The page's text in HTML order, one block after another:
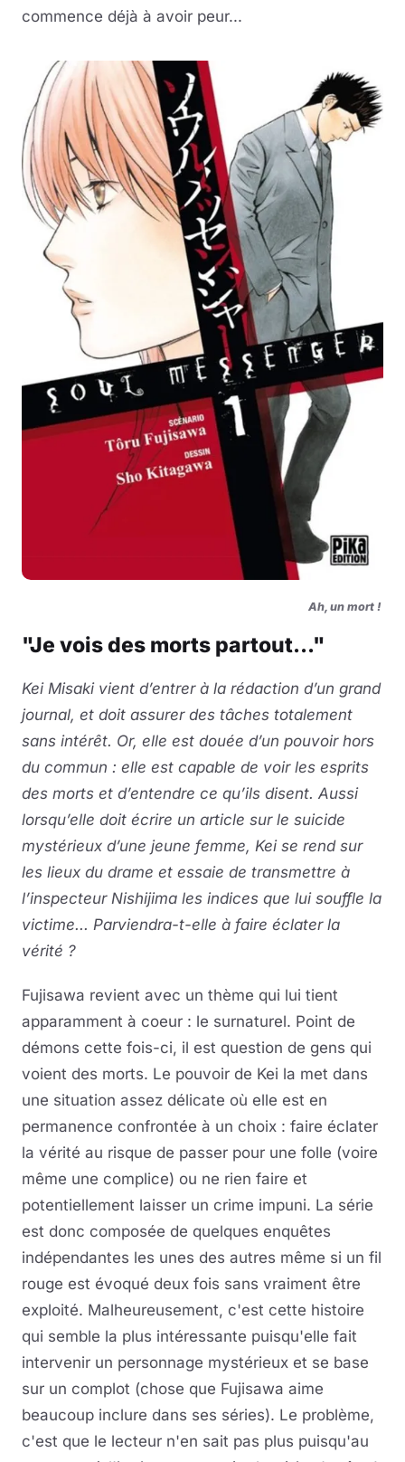
commence déjà à avoir peur...
Ah, un mort !
"Je vois des morts partout..."
Kei Misaki vient d’entrer à la rédaction d’un grand
journal, et doit assurer des tâches totalement
sans intérêt. Or, elle est douée d’un pouvoir hors
du commun : elle est capable de voir les esprits
des morts et d’entendre ce qu’ils disent. Aussi
lorsqu’elle doit écrire un article sur le suicide
mystérieux d’une jeune femme, Kei se rend sur
les lieux du drame et essaie de transmettre à
l’inspecteur Nishijima les indices que lui souffle la
victime... Parviendra-t-elle à faire éclater la
vérité ?
Fujisawa revient avec un thème qui lui tient
apparamment à coeur : le surnaturel. Point de
démons cette fois-ci, il est question de gens qui
voient des morts. Le pouvoir de Kei la met dans
une situation assez délicate où elle est en
permanence confrontée à un choix : faire éclater
la vérité au risque de passer pour une folle (voire
même une complice) ou ne rien faire et
potentiellement laisser un crime impuni. La série
est donc composée de quelques enquêtes
indépendantes les unes des autres même si un fil
rouge est évoqué deux fois sans vraiment être
exploité. Malheureusement, c'est cette histoire
qui semble la plus intéressante puisqu'elle fait
intervenir un personnage mystérieux et se base
sur un complot (chose que Fujisawa aime
beaucoup inclure dans ses séries). Le problème,
c'est que le lecteur n'en sait pas plus puisqu'au